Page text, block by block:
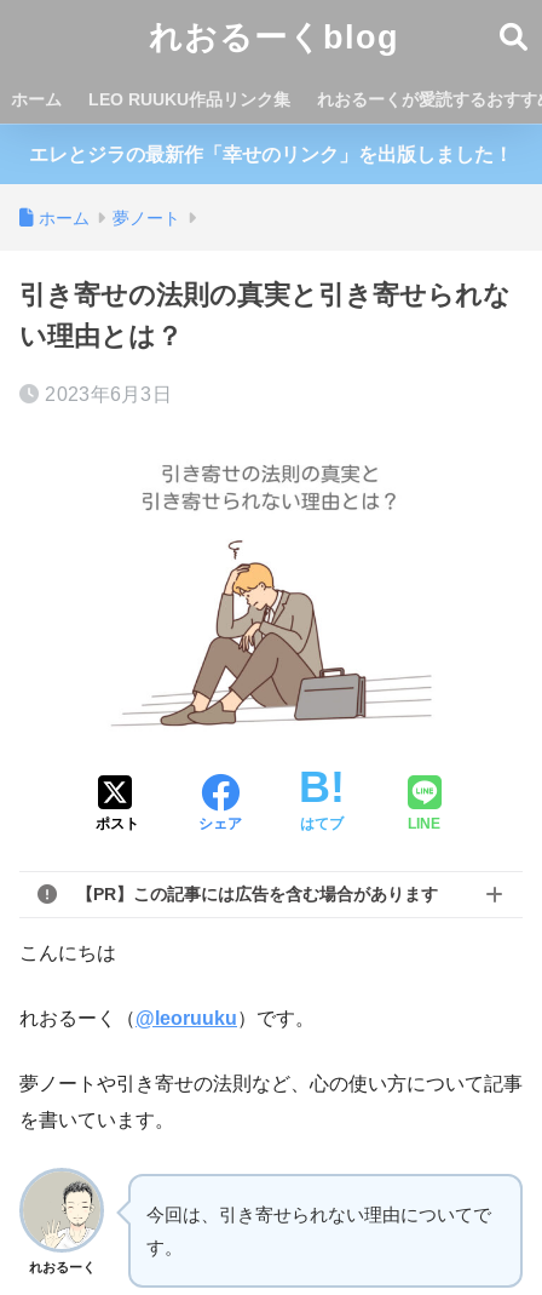
れおるーくblog
ホーム LEO RUUKU作品リンク集 れおるーくが愛読するおすす
エレとジラの最新作「幸せのリンク」を出版しました！
ホーム 夢ノート
引き寄せの法則の真実と引き寄せられな
い理由とは？
2023年6月3日
ポスト シェア はてブ LINE
【PR】この記事には広告を含む場合があります
こんにちは
れおるーく（@ leoruuku）です。
夢ノートや引き寄せの法則など、心の使い方について記事
を書いています。
れおるーく
今回は、引き寄せられない理由についてで
す。